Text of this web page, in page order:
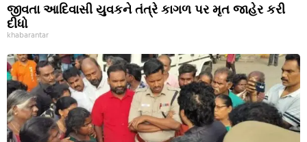
જીવતા આદિવાસી યુવકને તંત્રે કાગળ પર મૃત જાહેર કરી
દીધો
khabarantar